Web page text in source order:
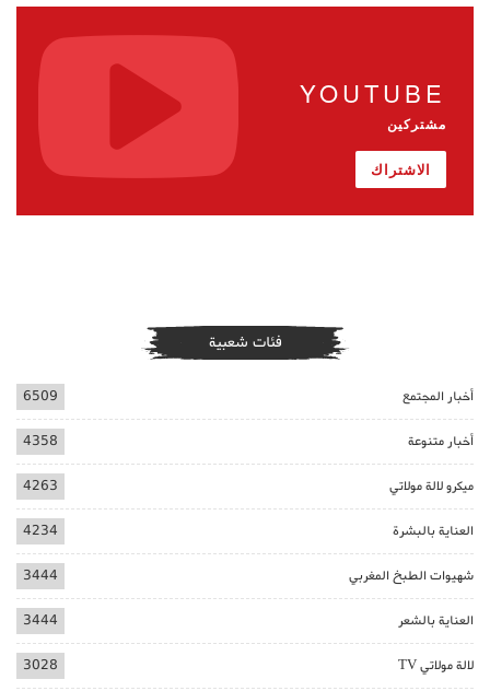
YOUTUBE
مشتركين
الاشتراك
فئات شعبية
أخبار المجتمع 6509
أخبار متنوعة 4358
ميكرو لالة مولاتي 4263
العناية بالبشرة 4234
شهيوات الطبخ المغربي 3444
العناية بالشعر 3444
لالة مولاتي TV 3028